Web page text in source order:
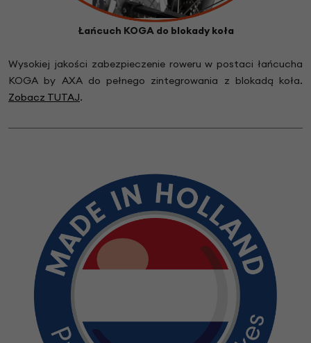
Łańcuch KOGA do blokady koła
Wysokiej jakości zabezpieczenie roweru w postaci łańcucha
KOGA by AXA do pełnego zintegrowania z blokadą koła.
Zobacz TUTAJ.